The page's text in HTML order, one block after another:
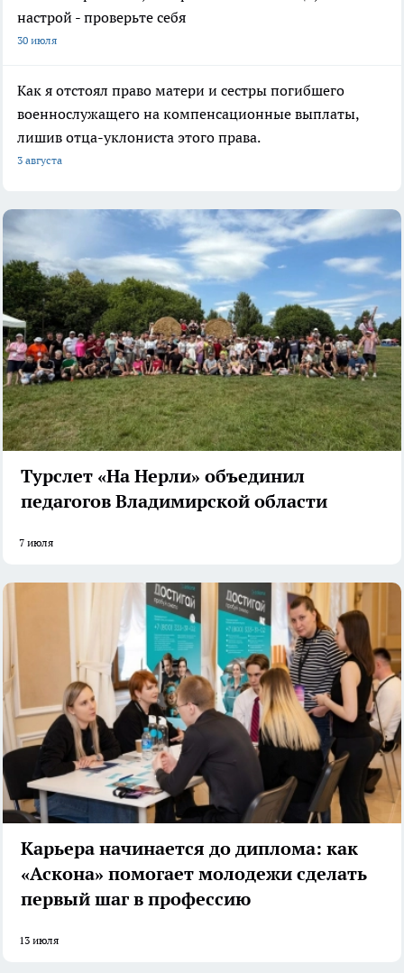
настрой - проверьте себя
30 июля
Как я отстоял право матери и сестры погибшего
военнослужащего на компенсационные выплаты,
лишив отца-уклониста этого права.
3 августа
Турслет «На Нерли» объединил
педагогов Владимирской области
7 июля
Карьера начинается до диплома: как
«Аскона» помогает молодежи сделать
первый шаг в профессию
13 июля